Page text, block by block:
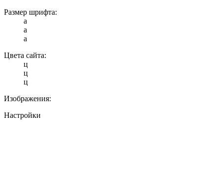
Размер шрифта:
a
a
a
Цвета сайта:
ц
ц
ц
Изображения:
Настройки